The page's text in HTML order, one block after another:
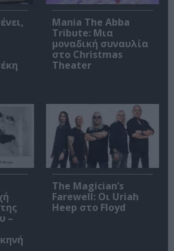
Mania The Abba
Tribute: Μια
μοναδική συναυλία
στο Christmas
Theater
–
The Magician’s
Farewell: Οι Uriah
Heep στο Floyd